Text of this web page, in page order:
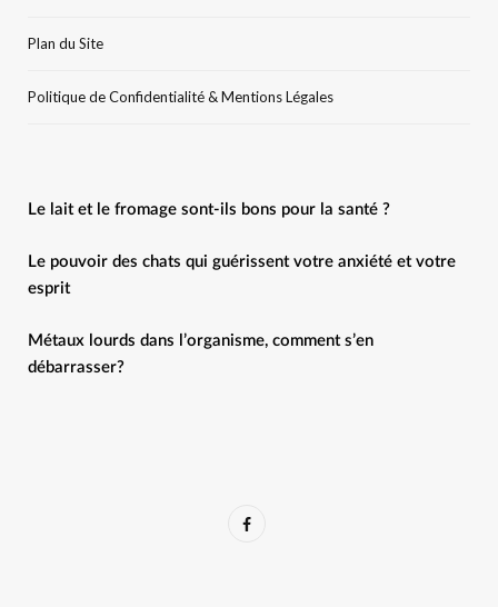
Plan du Site
Politique de Confidentialité & Mentions Légales
Le lait et le fromage sont-ils bons pour la santé ?
Le pouvoir des chats qui guérissent votre anxiété et votre
esprit
Métaux lourds dans l’organisme, comment s’en
débarrasser?
F